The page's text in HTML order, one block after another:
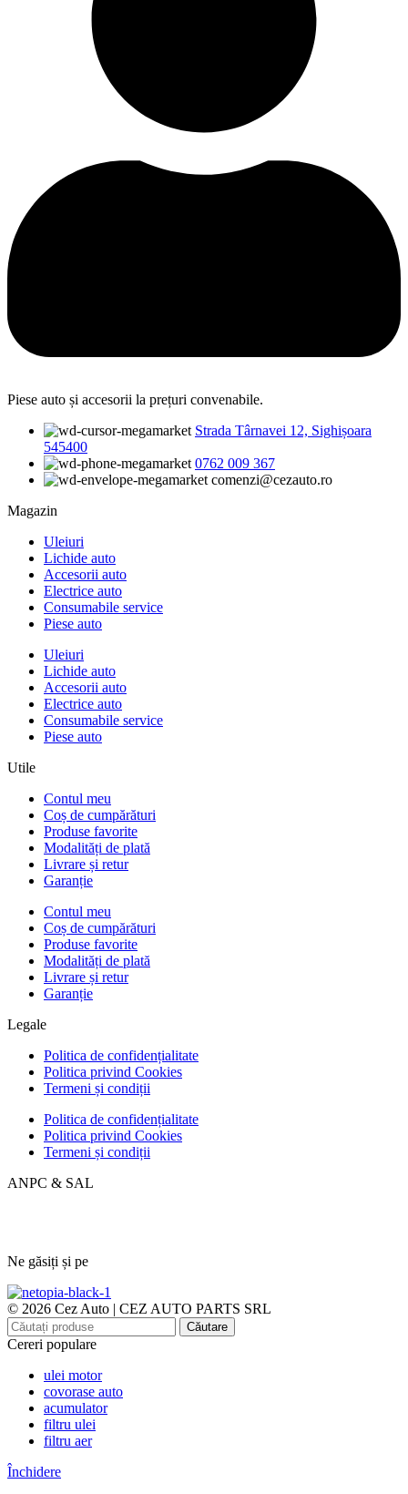
Piese auto și accesorii la prețuri convenabile.
Strada Târnavei 12, Sighișoara
545400
0762 009 367
comenzi@cezauto.ro
Magazin
Uleiuri
Lichide auto
Accesorii auto
Electrice auto
Consumabile service
Piese auto
Uleiuri
Lichide auto
Accesorii auto
Electrice auto
Consumabile service
Piese auto
Utile
Contul meu
Coș de cumpărături
Produse favorite
Modalități de plată
Livrare și retur
Garanție
Contul meu
Coș de cumpărături
Produse favorite
Modalități de plată
Livrare și retur
Garanție
Legale
Politica de confidențialitate
Politica privind Cookies
Termeni și condiții
Politica de confidențialitate
Politica privind Cookies
Termeni și condiții
ANPC & SAL
Ne găsiți și pe
© 2026 Cez Auto | CEZ AUTO PARTS SRL
Căutare
Cereri populare
ulei motor
covorase auto
acumulator
filtru ulei
filtru aer
Închidere